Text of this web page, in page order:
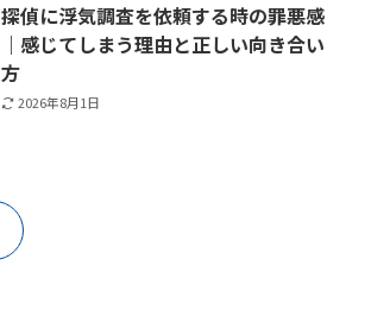
探偵に浮気調査を依頼する時の罪悪感
｜感じてしまう理由と正しい向き合い
方
2026年8月1日